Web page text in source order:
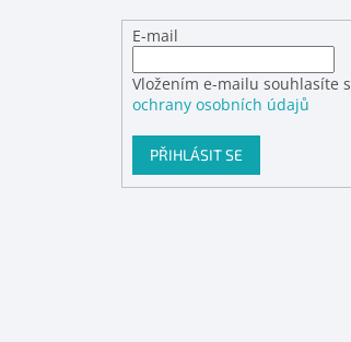
E-mail
Vložením e-mailu souhlasíte s
ochrany osobních údajů
PŘIHLÁSIT SE